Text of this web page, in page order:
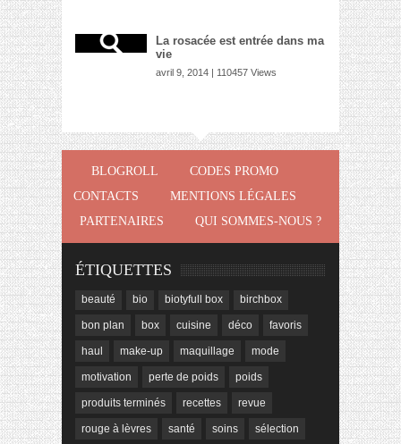
La rosacée est entrée dans ma
vie
avril 9, 2014 | 110457 Views
BLOGROLL
CODES PROMO
CONTACTS
MENTIONS LÉGALES
PARTENAIRES
QUI SOMMES-NOUS ?
ÉTIQUETTES
beauté bio biotyfull box birchbox
bon plan box cuisine déco favoris
haul make-up maquillage mode
motivation perte de poids poids
produits terminés recettes revue
rouge à lèvres santé soins sélection